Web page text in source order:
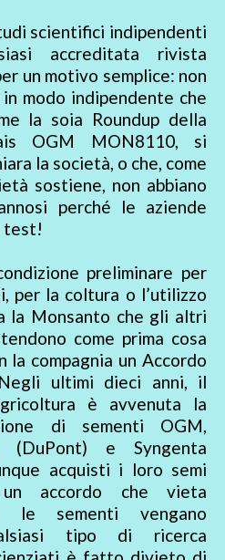
scientifici indipendenti
accreditata rivista
un motivo semplice: non
modo indipendente che
la soia Roundup della
OGM MON8110, si
la società, o che, come
sostiene, non abbiano
perché le aziende
test!
preliminare per
per la coltura o l’utilizzo
la Monsanto che gli altri
come prima cosa
la compagnia un Accordo
ultimi dieci anni, il
è avvenuta la
di sementi OGM,
(DuPont) e Syngenta
acquisti i loro semi
accordo che vieta
le sementi vengano
tipo di ricerca